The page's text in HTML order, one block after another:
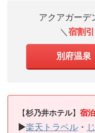
アクアガーデ
＼宿割引
別府温泉
【杉乃井ホテル】 宿
▶楽天トラベル ・